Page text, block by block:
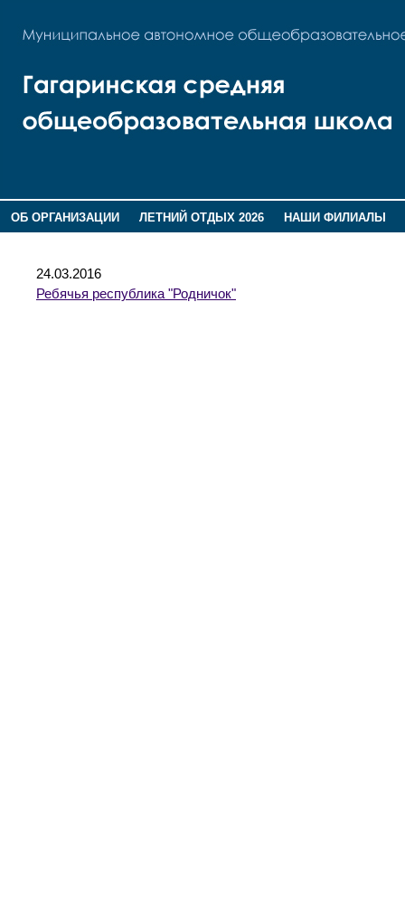
ОБ ОРГАНИЗАЦИИ ЛЕТНИЙ ОТДЫХ 2026
НАШИ ФИЛИАЛЫ
24.03.2016
Ребячья республика "Родничок"